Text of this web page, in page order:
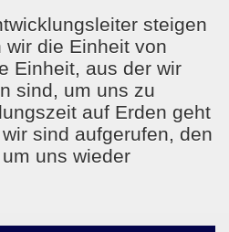
steigen
wir die Einheit von
Einheit, aus der wir
sind, um uns zu
auf Erden geht
sind aufgerufen, den
uns wieder